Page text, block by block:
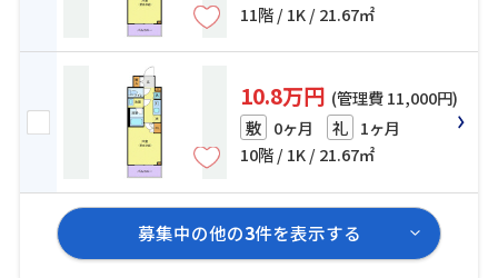
11階 / 1K / 21.67㎡
10.8万円 (管理費 11,000円)
敷 0ヶ月 礼 1ヶ月
10階 / 1K / 21.67㎡
募集中の他の3件を表示する